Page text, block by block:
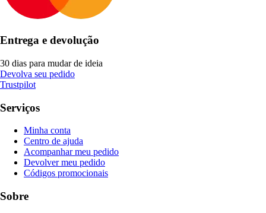
Entrega e devolução
30 dias para mudar de ideia
Devolva seu pedido
Trustpilot
Serviços
Minha conta
Centro de ajuda
Acompanhar meu pedido
Devolver meu pedido
Códigos promocionais
Sobre